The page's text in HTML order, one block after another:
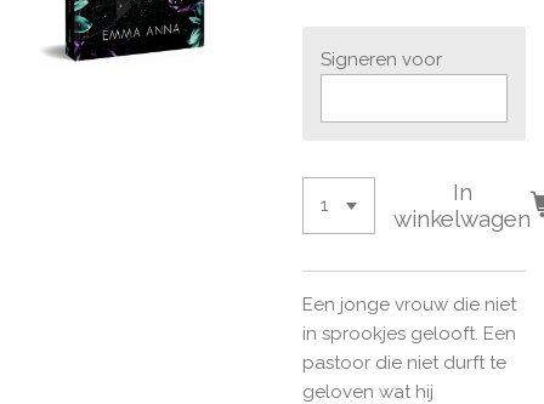
Signeren voor
In
winkelwagen
Een jonge vrouw die niet
in sprookjes gelooft. Een
pastoor die niet durft te
geloven wat hij